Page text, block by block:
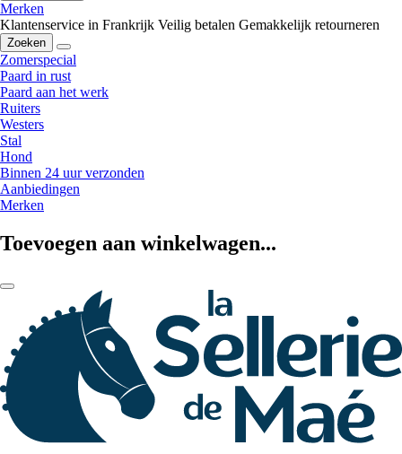
Merken
Klantenservice in Frankrijk Veilig betalen Gemakkelijk retourneren
Zoeken
Zomerspecial
Paard in rust
Paard aan het werk
Ruiters
Westers
Stal
Hond
Binnen 24 uur verzonden
Aanbiedingen
Merken
Toevoegen aan winkelwagen...